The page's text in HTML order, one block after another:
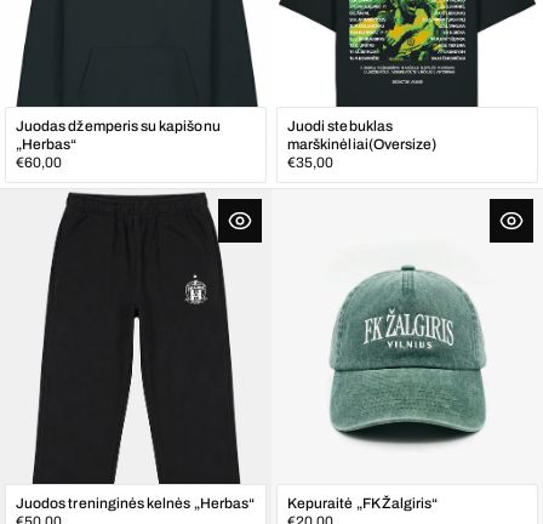
Juodas džemperis su kapišonu
„Herbas“
Įprasta
kaina
€60,00
Juodi stebuklas
marškinėliai(Oversize)
Įprasta
kaina
€35,00
Juodos treninginės kelnės „Herbas“
Kepuraitė „FK Žalgiris“